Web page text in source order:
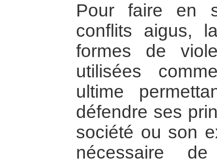
Pour faire en
conflits aigus,
formes de
utilisées
ultime
défendre ses
société ou son
nécessaire